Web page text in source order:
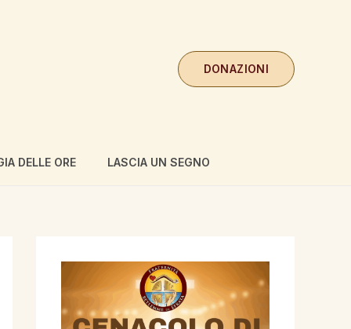
DONAZIONI
DELLE ORE LASCIA UN SEGNO